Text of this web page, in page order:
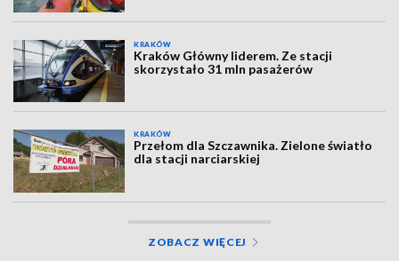
KRAKÓW
Kraków Główny liderem. Ze stacji
skorzystało 31 mln pasażerów
KRAKÓW
Przełom dla Szczawnika. Zielone światło
dla stacji narciarskiej
ZOBACZ WIĘCEJ